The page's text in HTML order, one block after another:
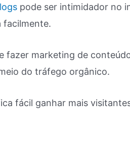
pode ser intimidador no
facilmente.
fazer marketing de
do tráfego orgânico.
fácil ganhar mais